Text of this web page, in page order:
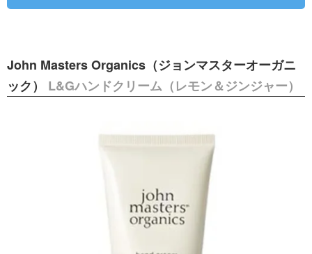
John Masters Organics（ジョンマスターオーガニ
ック） L&Gハンドクリーム（レモン＆ジンジャー）